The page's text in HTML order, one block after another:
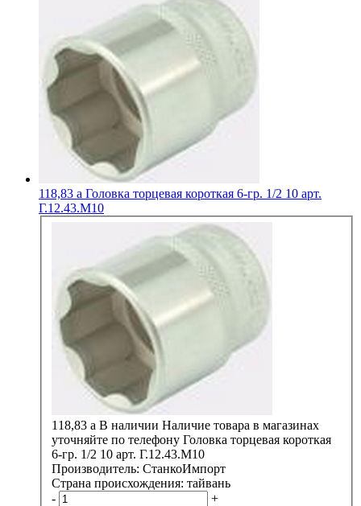
118,83 a Головка торцевая короткая 6-гр. 1/2 10 арт.
Г.12.43.М10
118,83 a В наличии Наличие товара в магазинах
уточняйте по телефону Головка торцевая короткая
6-гр. 1/2 10 арт. Г.12.43.М10
Производитель: СтанкоИмпорт
Страна происхождения: тайвань
-
+